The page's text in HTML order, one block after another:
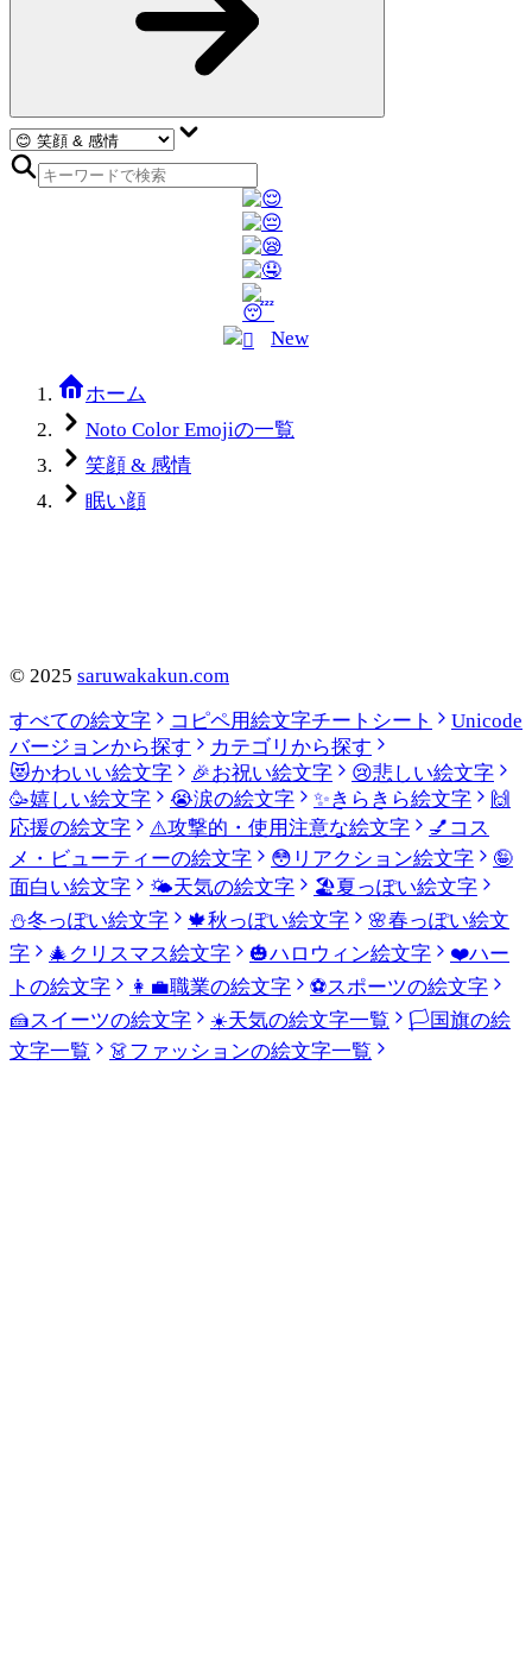
New
ホーム
Noto Color Emojiの一覧
笑顔 & 感情
眠い顔
© 2025 saruwakakun.com
すべての絵文字
コピペ用絵文字チートシート
Unicode
バージョンから探す
カテゴリから探す
😻かわいい絵文字 🎉お祝い絵文字 😢悲しい絵文字
🥳嬉しい絵文字 😭涙の絵文字 ✨きらきら絵文字
🙌
応援の絵文字
⚠️攻撃的・使用注意な絵文字 💅 コス
メ・ビューティーの絵文字
😳 リアクション絵文字
🤪
面白い絵文字
🌤️天気の絵文字 🏖️夏っぽい絵文字
⛄冬っぽい絵文字 🍁秋っぽい絵文字 🌸春っぽい絵文
字
🎄 クリスマス絵文字 🎃ハロウィン絵文字 ❤️ハー
トの絵文字
👩‍💼職業の絵文字 ⚽スポーツの絵文字
🍰スイーツの絵文字 ☀️天気の絵文字一覧 🏳️国旗の絵
文字一覧
👗ファッションの絵文字一覧